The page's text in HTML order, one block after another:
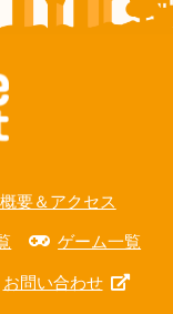
要＆アクセス
ゲーム一覧
お問い合わせ